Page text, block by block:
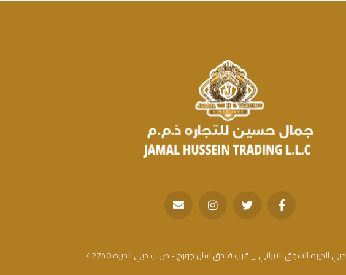
دبي الديره السوق الايراني _ قرب فندق سان جورج - ص.ب دبي الديره 42740